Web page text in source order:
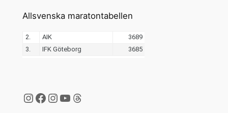
Allsvenska maratontabellen
Instagram
Facebook
Instagram
YouTube
Threads